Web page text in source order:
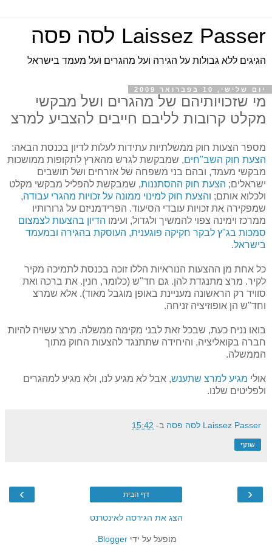
Laissez Passer לסה פסה
הגיגים ללא גבולות על הגירה ועל מהגרים ועל מעמד בישראל
יום שלישי, 10 בפברואר 2009
מי שזכויותיהם של מהגרים ושל מבקשי
מקלט קרובות לליבם חייבים להצביע למרצ
מספר הצעות חוק ממשלתיות עתידות לעלות לדיון בכנסת הבאה:
הצעת חוק השב"חים, שמבקשת לגרש מהארץ לתקופות ממושכות
מבקשי מעמד, ובהם בני משפחה של אזרחים ושל תושבים
ישראלים; הצעת חוק ההסתננות, שמבקשת להפליל מבקשי מקלט
ולכלוא אותם; והצעת חוק למינוי ממונה על זכויות מהגרי עבודה,
שמפקירה את זכויות עובדי הסיעוד. הפרידמניזם על גרורותיו
ממרכז וימינה צפוי להמשיך ולגדול, ועימו הדיון בהצעות לצמצום
סמכות בג"ץ לבקר חקיקה פוגענית, העוסקת בהגירה ובמעמד
בישראל.
כל אחת מן ההצעות הנוראיות הללו זוכה בכנסת לתמיכה מקיר
לקיר. מרצ מתנגדת להן. גם חד"ש (כלומר, חנין. את ברכה ואת
סוויד רק הראשונה מעניינת באופן מוגבל מאוד). אלא שמרצ
וחד"ש הן אופוזיציה זניחה.
בואו נניח כעת, שבכל זאת לבני מקימה ממשלה. מרצ עשויה להיות
חברה בקואליציה, והיחידה שתתנגד להצעות החוק מתוך
הממשלה.
אולי מגיע למרצ שתענש, אבל לא מגיע לנו, ולא מגיע למהגרים
ולפליטים שלנו.
Laissez Passer לסה פסה ב- 15:42
שתף
‹
› דף הבית
הצג את הגירסה לאינטרנט
מופעל על ידי Blogger